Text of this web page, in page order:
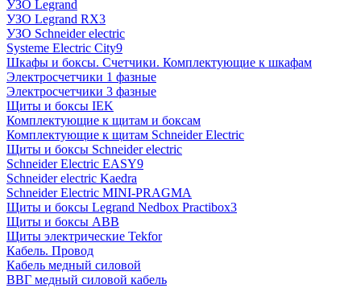
УЗО Legrand
УЗО Legrand RX3
УЗО Schneider electric
Systeme Electric City9
Шкафы и боксы. Счетчики. Комплектующие к шкафам
Электросчетчики 1 фазные
Электросчетчики 3 фазные
Щиты и боксы IEK
Комплектующие к щитам и боксам
Комплектующие к щитам Schneider Electric
Щиты и боксы Schneider electric
Schneider Electric EASY9
Schneider electric Kaedra
Schneider Electric MINI-PRAGMA
Щиты и боксы Legrand Nedbox Practibox3
Щиты и боксы ABB
Щиты электрические Tekfor
Кабель. Провод
Кабель медный силовой
ВВГ медный силовой кабель